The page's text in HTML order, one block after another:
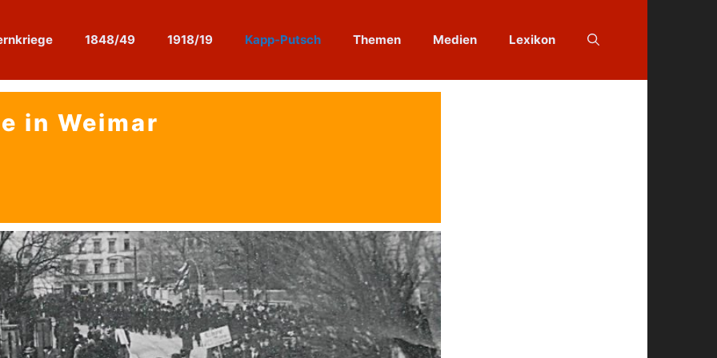
1848/49 1918/19 Kapp-Putsch Themen Medien Lexikon
in Weimar